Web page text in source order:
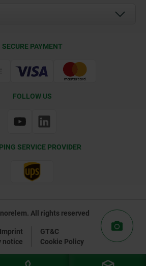
SECURE PAYMENT
FOLLOW US
SERVICE PROVIDER
All rights reserved
Imprint
GT&C
notice
Cookie Policy